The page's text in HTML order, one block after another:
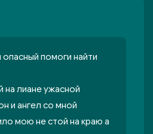
помоги найти
на лиане ужасной
и ангел со мной
мою не стой на краю а